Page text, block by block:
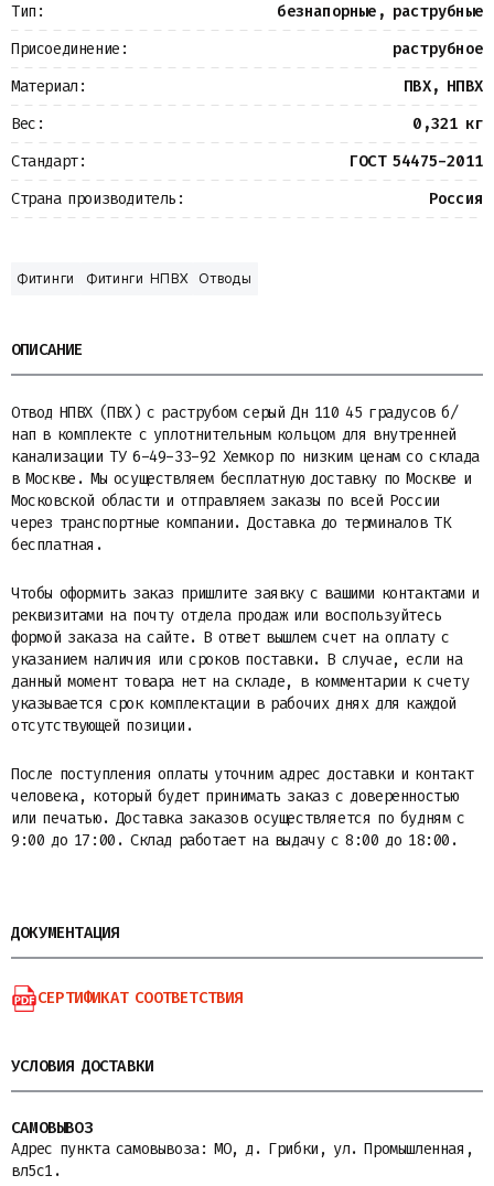
Тип:
безнапорные, раструбные
Присоединение:
раструбное
Материал:
ПВХ, НПВХ
Вес:
0,321 кг
Стандарт:
ГОСТ 54475-2011
Страна производитель:
Россия
Фитинги Фитинги НПВХ Отводы
ОПИСАНИЕ
Отвод НПВХ (ПВХ) с раструбом серый Дн 110 45 градусов б/
нап в комплекте с уплотнительным кольцом для внутренней
канализации ТУ 6-49-33-92 Хемкор по низким ценам со склада
в Москве. Мы осуществляем бесплатную доставку по Москве и
Московской области и отправляем заказы по всей России
через транспортные компании. Доставка до терминалов ТК
бесплатная.
Чтобы оформить заказ пришлите заявку с вашими контактами и
реквизитами на почту отдела продаж или воспользуйтесь
формой заказа на сайте. В ответ вышлем счет на оплату с
указанием наличия или сроков поставки. В случае, если на
данный момент товара нет на складе, в комментарии к счету
указывается срок комплектации в рабочих днях для каждой
отсутствующей позиции.
После поступления оплаты уточним адрес доставки и контакт
человека, который будет принимать заказ с доверенностью
или печатью. Доставка заказов осуществляется по будням с
9:00 до 17:00. Склад работает на выдачу с 8:00 до 18:00.
ДОКУМЕНТАЦИЯ
СЕРТИФИКАТ СООТВЕТСТВИЯ
УСЛОВИЯ ДОСТАВКИ
САМОВЫВОЗ
Адрес пункта самовывоза: МО, д. Грибки, ул. Промышленная,
вл5с1.